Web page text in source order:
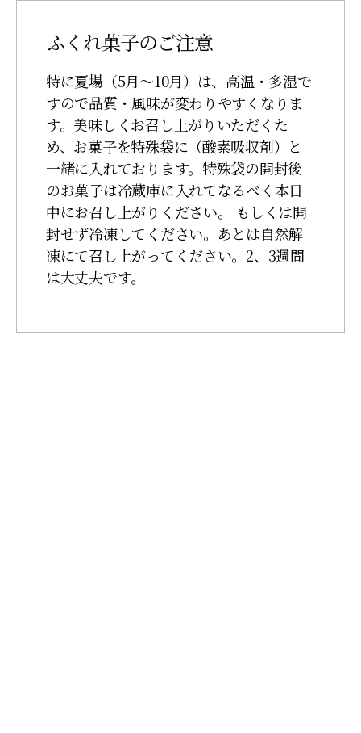
ふくれ菓子のご注意
特に夏場（5月～10月）は、高温・多湿で
すので品質・風味が変わりやすくなりま
す。美味しくお召し上がりいただくた
め、お菓子を特殊袋に（酸素吸収剤）と
一緒に入れております。特殊袋の開封後
のお菓子は冷蔵庫に入れてなるべく本日
中にお召し上がりください。 もしくは開
封せず冷凍してください。あとは自然解
凍にて召し上がってください。2、3週間
は大丈夫です。